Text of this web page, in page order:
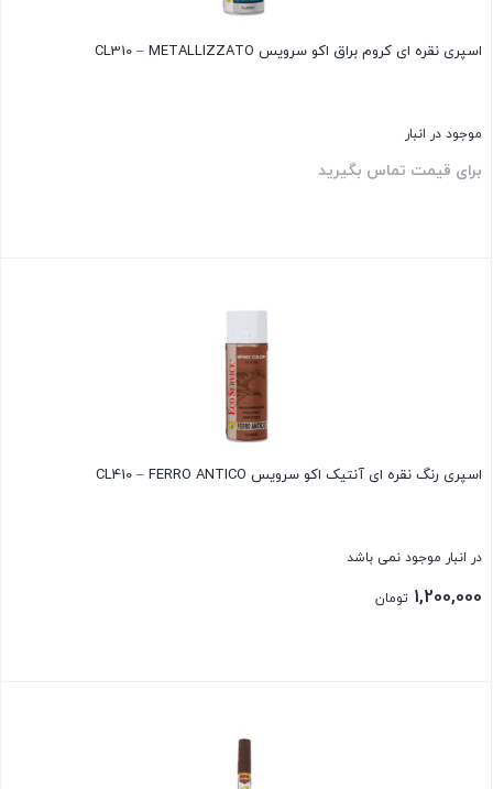
اسپری نقره ای کروم براق اکو سرویس CL310 – METALLIZZATO
موجود در انبار
برای قیمت تماس بگیرید
اسپری رنگ نقره ای آنتیک اکو سرویس CL410 – FERRO ANTICO
در انبار موجود نمی باشد
1,200,000 تومان